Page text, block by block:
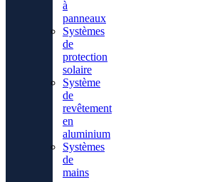
à
panneaux
Systèmes
de
protection
solaire
Système
de
revêtement
en
aluminium
Systèmes
de
mains